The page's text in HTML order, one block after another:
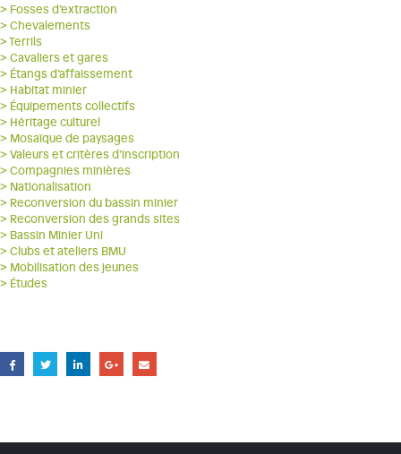
> Fosses d’extraction
> Chevalements
> Terrils
> Cavaliers et gares
> Étangs d’affaissement
> Habitat minier
> Équipements collectifs
> Héritage culturel
> Mosaïque de paysages
> Valeurs et critères d’inscription
> Compagnies minières
> Nationalisation
> Reconversion du bassin minier
> Reconversion des grands sites
> Bassin Minier Uni
> Clubs et ateliers BMU
> Mobilisation des jeunes
> Études